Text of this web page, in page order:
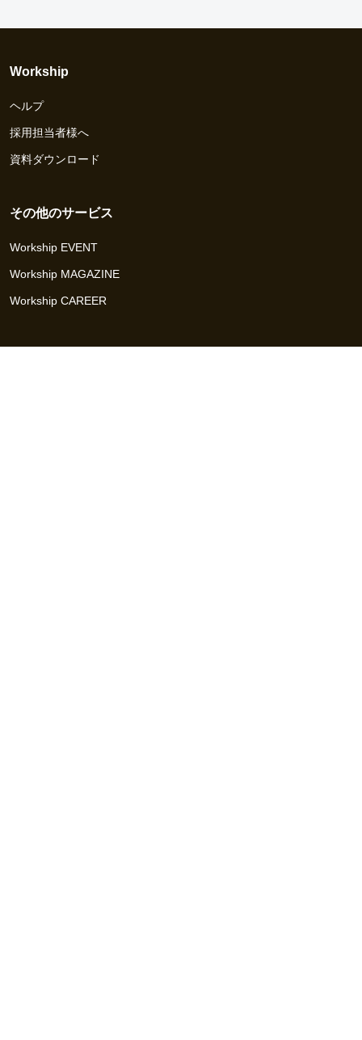
Workship
ヘルプ
採用担当者様へ
資料ダウンロード
その他のサービス
Workship EVENT
Workship MAGAZINE
Workship CAREER